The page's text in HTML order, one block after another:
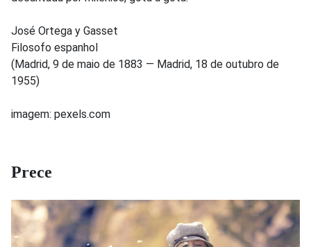
José Ortega y Gasset
Filosofo espanhol
(Madrid, 9 de maio de 1883 — Madrid, 18 de outubro de
1955)
imagem: pexels.com
Prece